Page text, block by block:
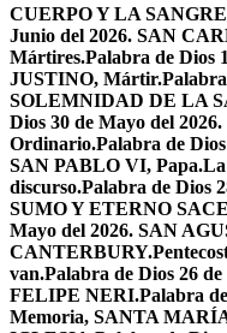
CUERPO Y LA
Junio del 2026. SAN
Mártires.Palabra de Dios
JUSTINO, Mártir.
SOLEMNIDAD DE LA
Dios 30 de Mayo del
Ordinario.Palabra de
SAN PABLO VI, Papa.La
discurso.Palabra de Dios
SUMO Y ETERNO
Mayo del 2026. SAN
CANTERBURY.
van.Palabra de Dios 26
FELIPE NERI.Palabra
Memoria, SANTA